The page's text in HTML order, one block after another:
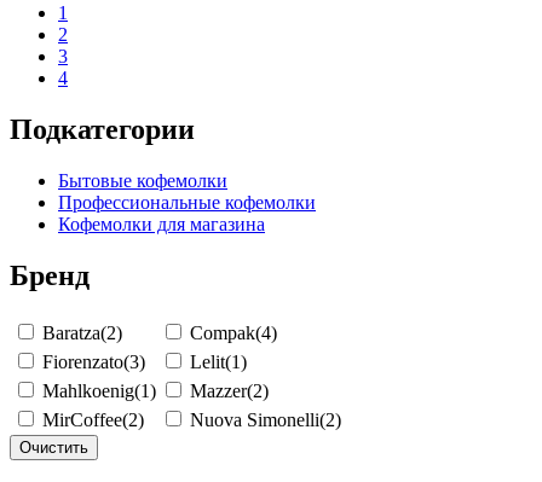
1
2
3
4
Подкатегории
Бытовые кофемолки
Профессиональные кофемолки
Кофемолки для магазина
Бренд
Baratza(2) Compak(4)
Fiorenzato(3) Lelit(1)
Mahlkoenig(1) Mazzer(2)
MirCoffee(2) Nuova Simonelli(2)
Очистить